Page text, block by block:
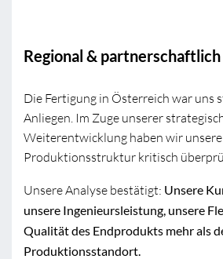
Regional &
Die Fertigung in Österreich war uns
Anliegen. Im Zuge unserer
Weiterentwicklung haben wir unsere
Produktionsstruktur kritisch
Unsere Analyse bestätigt: Unsere
unsere Ingenieursleistung, unsere
Qualität des Endprodukts mehr als
Produktionsstandort.